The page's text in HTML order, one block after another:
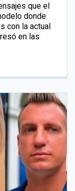
que el
donde
con la actual
en las